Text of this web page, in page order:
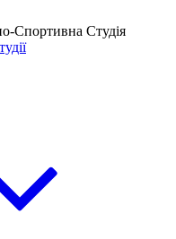
Спортивна Студія